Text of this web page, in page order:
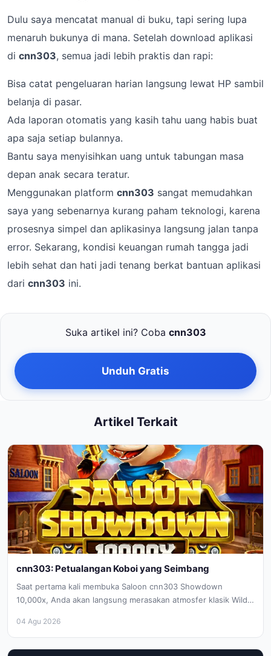
Dulu saya mencatat manual di buku, tapi sering lupa
menaruh bukunya di mana. Setelah download aplikasi
di cnn303, semua jadi lebih praktis dan rapi:
Bisa catat pengeluaran harian langsung lewat HP sambil
belanja di pasar.
Ada laporan otomatis yang kasih tahu uang habis buat
apa saja setiap bulannya.
Bantu saya menyisihkan uang untuk tabungan masa
depan anak secara teratur.
Menggunakan platform cnn303 sangat memudahkan
saya yang sebenarnya kurang paham teknologi, karena
prosesnya simpel dan aplikasinya langsung jalan tanpa
error. Sekarang, kondisi keuangan rumah tangga jadi
lebih sehat dan hati jadi tenang berkat bantuan aplikasi
dari cnn303 ini.
Suka artikel ini? Coba cnn303
Unduh Gratis
Artikel Terkait
cnn303: Petualangan Koboi yang Seimbang
Saat pertama kali membuka Saloon cnn303 Showdown
10,000x, Anda akan langsung merasakan atmosfer klasik Wild
04 Agu 2026